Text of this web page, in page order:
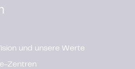
und unsere Werte
Zentren